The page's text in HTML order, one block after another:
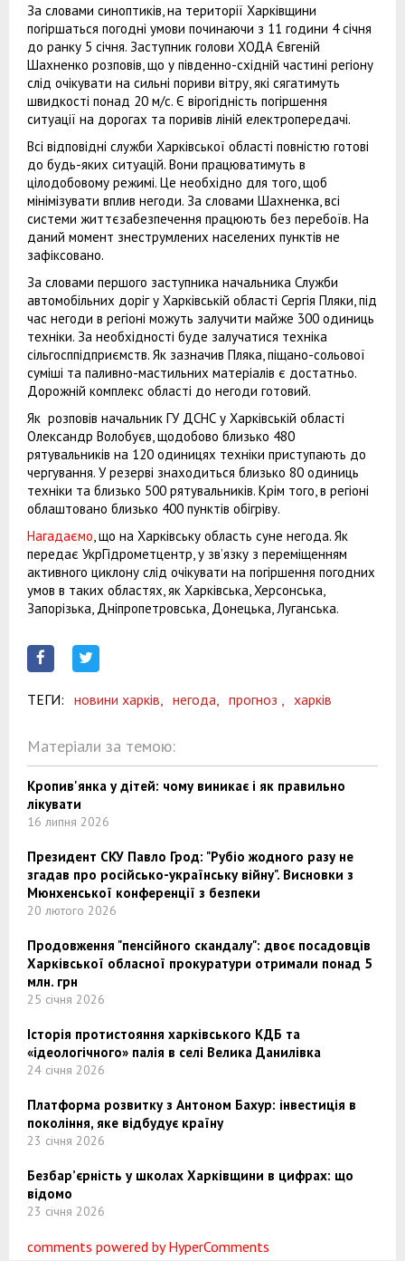
За словами синоптиків, на території Харківщини
погіршаться погодні умови починаючи з 11 години 4 січня
до ранку 5 січня. Заступник голови ХОДА Євгеній
Шахненко розповів, що у південно-східній частині регіону
слід очікувати на сильні пориви вітру, які сягатимуть
швидкості понад 20 м/с. Є вірогідність погіршення
ситуації на дорогах та поривів ліній електропередачі.
Всі відповідні служби Харківської області повністю готові
до будь-яких ситуацій. Вони працюватимуть в
цілодобовому режимі. Це необхідно для того, щоб
мінімізувати вплив негоди. За словами Шахненка, всі
системи життєзабезпечення працюють без перебоїв. На
даний момент знеструмлених населених пунктів не
зафіксовано.
За словами першого заступника начальника Служби
автомобільних доріг у Харківській області Сергія Пляки, під
час негоди в регіоні можуть залучити майже 300 одиниць
техніки. За необхідності буде залучатися техніка
сільгосппідприємств. Як зазначив Пляка, піщано-сольової
суміші та паливно-мастильних матеріалів є достатньо.
Дорожній комплекс області до негоди готовий.
Як розповів начальник ГУ ДСНС у Харківській області
Олександр Волобуєв, щодобово близько 480
рятувальників на 120 одиницях техніки приступають до
чергування. У резерві знаходиться близько 80 одиниць
техніки та близько 500 рятувальників. Крім того, в регіоні
облаштовано близько 400 пунктів обігріву.
Нагадаємо , що на Харківську область суне негода. Як
передає УкрГідрометцентр, у зв’язку з переміщенням
активного циклону слід очікувати на погіршення погодних
умов в таких областях, як Харківська, Херсонська,
Запорізька, Дніпропетровська, Донецька, Луганська.
ТЕГИ: новини харків, негода, прогноз , харків
Матеріали за темою:
Кропив'янка у дітей: чому виникає і як правильно
лікувати
16 липня 2026
Президент СКУ Павло Грод: "Рубіо жодного разу не
згадав про російсько-українську війну". Висновки з
Мюнхенської конференції з безпеки
20 лютого 2026
Продовження "пенсійного скандалу": двоє посадовців
Харківської обласної прокуратури отримали понад 5
млн. грн
25 січня 2026
Історія протистояння харківського КДБ та
«ідеологічного» палія в селі Велика Данилівка
24 січня 2026
Платформа розвитку з Антоном Бахур: інвестиція в
покоління, яке відбудує країну
23 січня 2026
Безбар’єрність у школах Харківщини в цифрах: що
відомо
23 січня 2026
comments powered by HyperComments